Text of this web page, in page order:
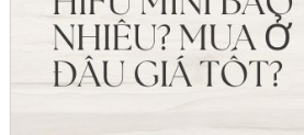
Những thiết bị spa
nay
Một số dòng thiết bị đang